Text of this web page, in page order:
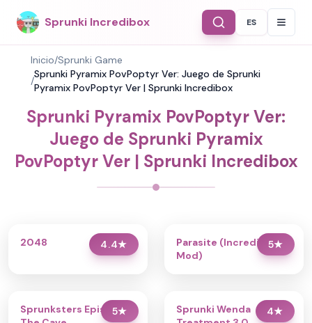
Sprunki Incredibox Select
ES
Inicio/Sprunki Game
/
Sprunki Pyramix PovPoptyr Ver: Juego de Sprunki
Pyramix PovPoptyr Ver | Sprunki Incredibox
Sprunki Pyramix PovPoptyr Ver:
Juego de Sprunki Pyramix
PovPoptyr Ver | Sprunki Incredibox
4.4★
2048 5★
Parasite (Incredibox
Mod)
5★
Sprunksters Episode 2:
4★
Sprunki Wenda